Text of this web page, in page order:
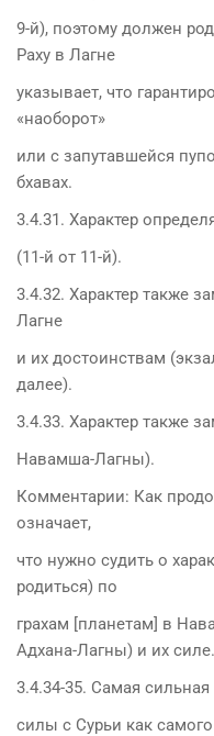
9-й), поэтому должен
Раху в Лагне
указывает, что
«наоборот»
или с запутавшейся
бхавах.
3.4.31. Характер
(11-й от 11-й).
3.4.32. Характер также
Лагне
и их достоинствам
далее).
3.4.33. Характер также
Навамша-Лагны).
Комментарии: Как
означает,
что нужно судить о
родиться) по
грахам [планетам] в
Адхана-Лагны) и их силе.
3.4.34-35. Самая
силы с Сурьи как